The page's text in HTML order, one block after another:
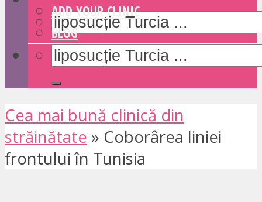
ADD YOUR CLINIC
BLOG
Cea mai bună clinică din
străinătate » Coborârea liniei
frontului în Tunisia